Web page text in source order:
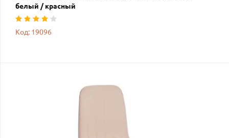
белый / красный
Код: 19096